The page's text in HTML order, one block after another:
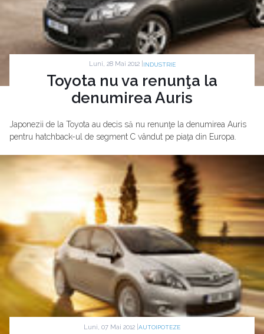
Luni, 28 Mai 2012 | INDUSTRIE
Toyota nu va renunţa la
denumirea Auris
Japonezii de la Toyota au decis să nu renunţe la denumirea Auris
pentru hatchback-ul de segment C vândut pe piaţa din Europa.
Luni, 07 Mai 2012 | AUTOIPOTEZE